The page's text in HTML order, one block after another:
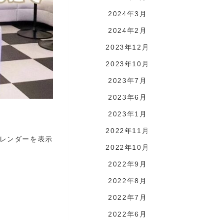
ンダーを表示
2024年3月
2024年2月
2023年12月
2023年10月
2023年7月
2023年6月
2023年1月
2022年11月
2022年10月
2022年9月
2022年8月
2022年7月
2022年6月